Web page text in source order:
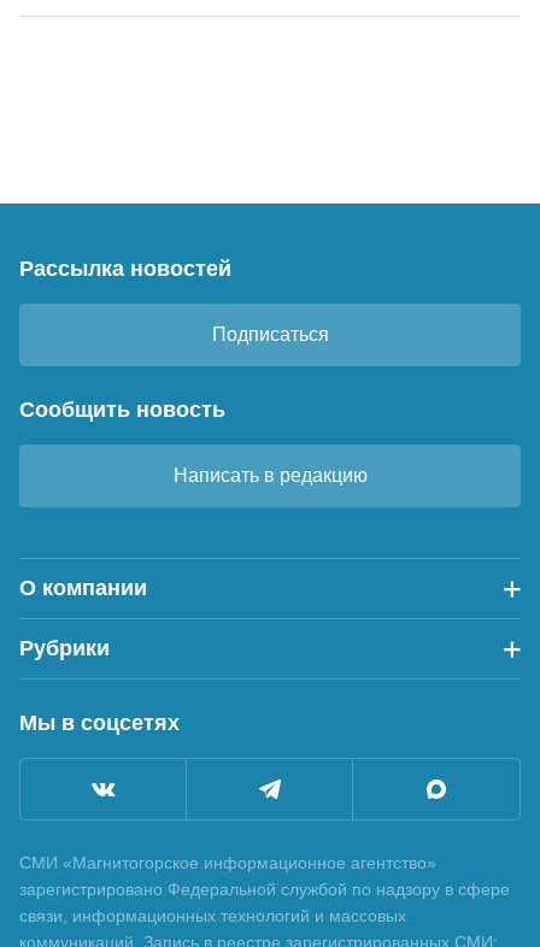
Рассылка новостей
Подписаться
Сообщить новость
Написать в редакцию
О компании
Рубрики
Мы в соцсетях
СМИ «Магнитогорское информационное агентство»
зарегистрировано Федеральной службой по надзору в сфере
связи, информационных технологий и массовых
коммуникаций. Запись в реестре зарегистрированных СМИ: